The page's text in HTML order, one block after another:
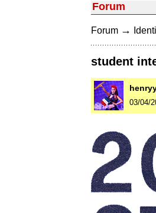
Forum
Forum →
student
03/04/